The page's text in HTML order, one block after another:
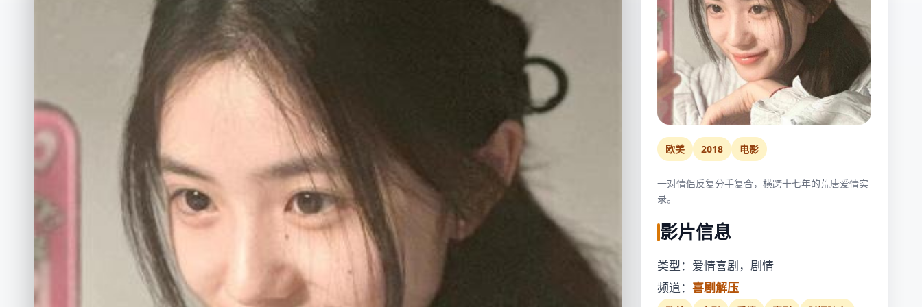
欧美 2018 电影
一对情侣反复分手复合，横跨十七年的荒唐爱情实
录。
影片信息
类型：爱情喜剧，剧情
频道： 喜剧解压